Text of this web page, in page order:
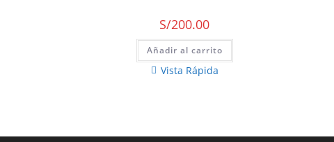
S/200.00
Añadir al carrito
Vista Rápida